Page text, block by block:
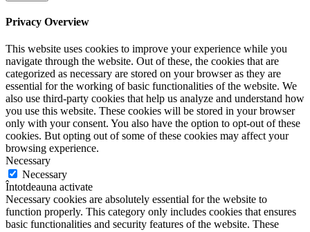
Privacy Overview
This website uses cookies to improve your experience while you
navigate through the website. Out of these, the cookies that are
categorized as necessary are stored on your browser as they are
essential for the working of basic functionalities of the website. We
also use third-party cookies that help us analyze and understand how
you use this website. These cookies will be stored in your browser
only with your consent. You also have the option to opt-out of these
cookies. But opting out of some of these cookies may affect your
browsing experience.
Necessary
Necessary
Întotdeauna activate
Necessary cookies are absolutely essential for the website to
function properly. This category only includes cookies that ensures
basic functionalities and security features of the website. These